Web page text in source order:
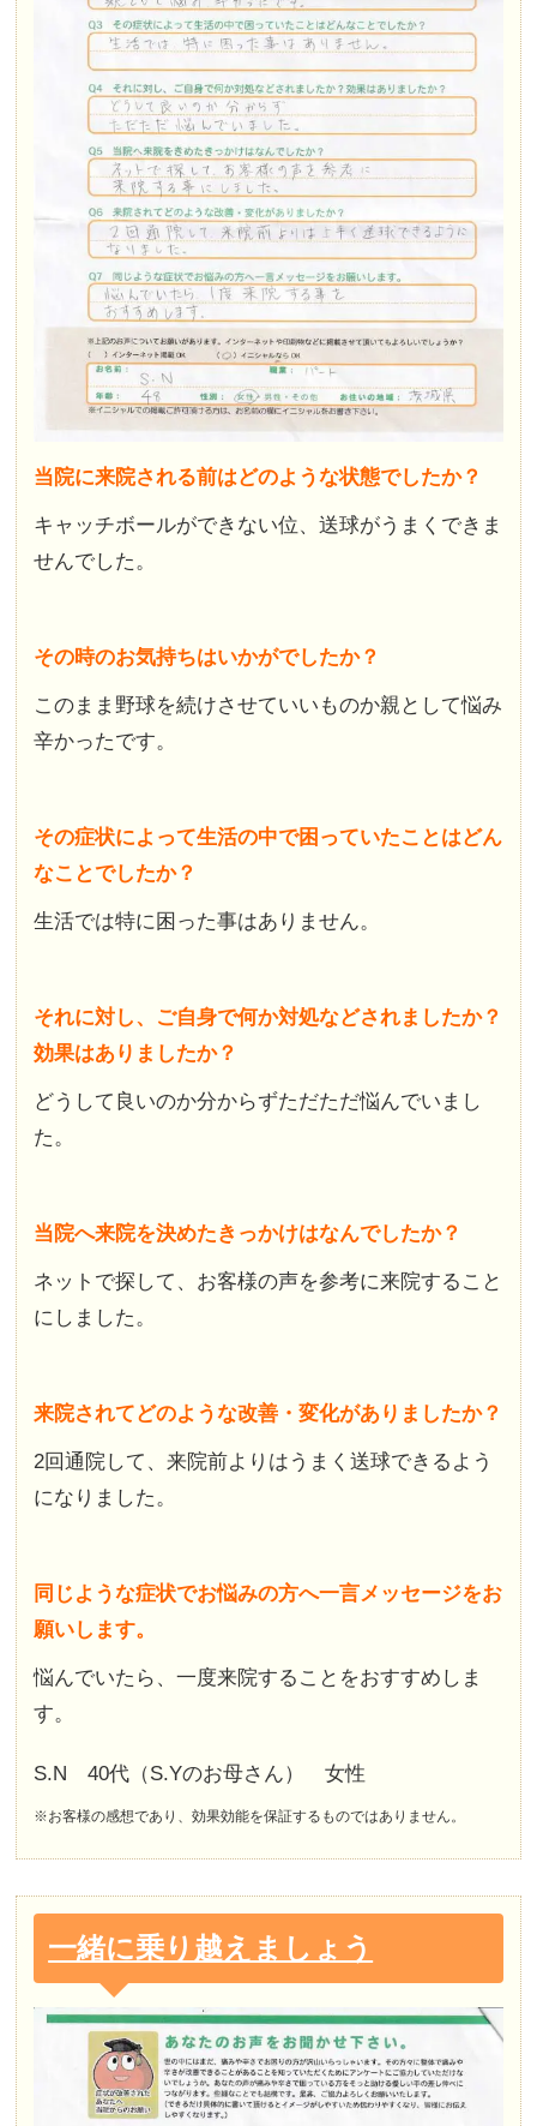
当院に来院される前はどのような状態でしたか？
キャッチボールができない位、送球がうまくできま
せんでした。
その時のお気持ちはいかがでしたか？
このまま野球を続けさせていいものか親として悩み
辛かったです。
その症状によって生活の中で困っていたことはどん
なことでしたか？
生活では特に困った事はありません。
それに対し、ご自身で何か対処などされましたか？
効果はありましたか？
どうして良いのか分からずただただ悩んでいまし
た。
当院へ来院を決めたきっかけはなんでしたか？
ネットで探して、お客様の声を参考に来院すること
にしました。
来院されてどのような改善・変化がありましたか？
2回通院して、来院前よりはうまく送球できるよう
になりました。
同じような症状でお悩みの方へ一言メッセージをお
願いします。
悩んでいたら、一度来院することをおすすめしま
す。
S.N 40代（S.Yのお母さん） 女性
※お客様の感想であり、効果効能を保証するものではありません。
一緒に乗り越えましょう